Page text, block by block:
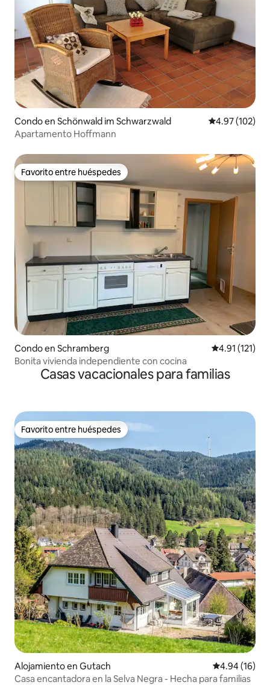
Condo en Schönwald im Schwarzwald Calificación
4.97 (102)
Apartamento Hoffmann
Favorito entre huéspedes
Favorito entre huéspedes
Condo en Schramberg Calificación
4.91 (121)
Bonita vivienda independiente con cocina
Casas vacacionales para familias
Favorito entre huéspedes
Favorito entre huéspedes
Alojamiento en Gutach Calificación
4.94 (16)
Casa encantadora en la Selva Negra - Hecha para familias